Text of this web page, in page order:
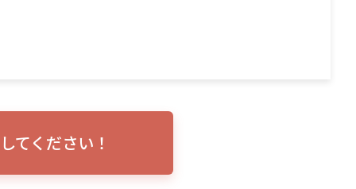
てください！
ショ
ローランス イーグルアイ（EAGLE EYE）イ
ンプレ！ガーミンとの比較も併せてご説明い
たします